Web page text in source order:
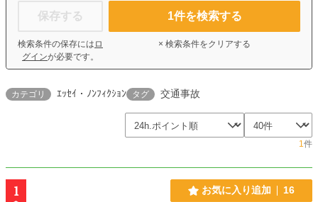
保存する
検索条件の保存には ロ
グインが必要です。
1件を検索する
× 検索条件をクリアする
カテゴリ ｴｯｾｲ・ﾉﾝﾌｨｸｼｮﾝ タグ 交通事故
1件
1 お気に入り追加 16